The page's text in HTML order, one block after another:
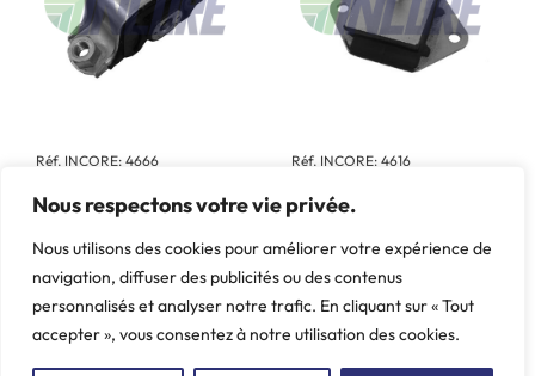
Nous respectons votre vie privée.
Nous utilisons des cookies pour améliorer votre expérience de
navigation, diffuser des publicités ou des contenus
personnalisés et analyser notre trafic. En cliquant sur « Tout
accepter », vous consentez à notre utilisation des cookies.
Réf. INCORE: 4666
Support BV AR
PEUGEOT, Boxer, Jumper
Poids: 0.64 kg
Réf. INCORE: 4616
Support BV
PEUGEOT, J7, J9
Poids: 0.307 kg